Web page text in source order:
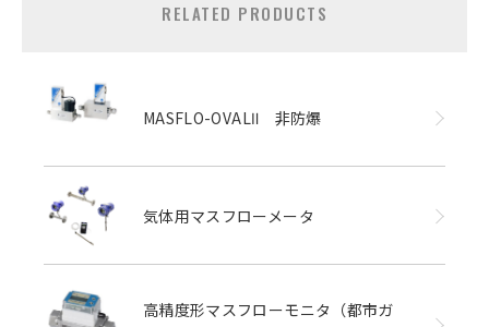
RELATED PRODUCTS
MASFLO-OVALⅡ 非防爆
気体用マスフローメータ
高精度形マスフローモニタ（都市ガ